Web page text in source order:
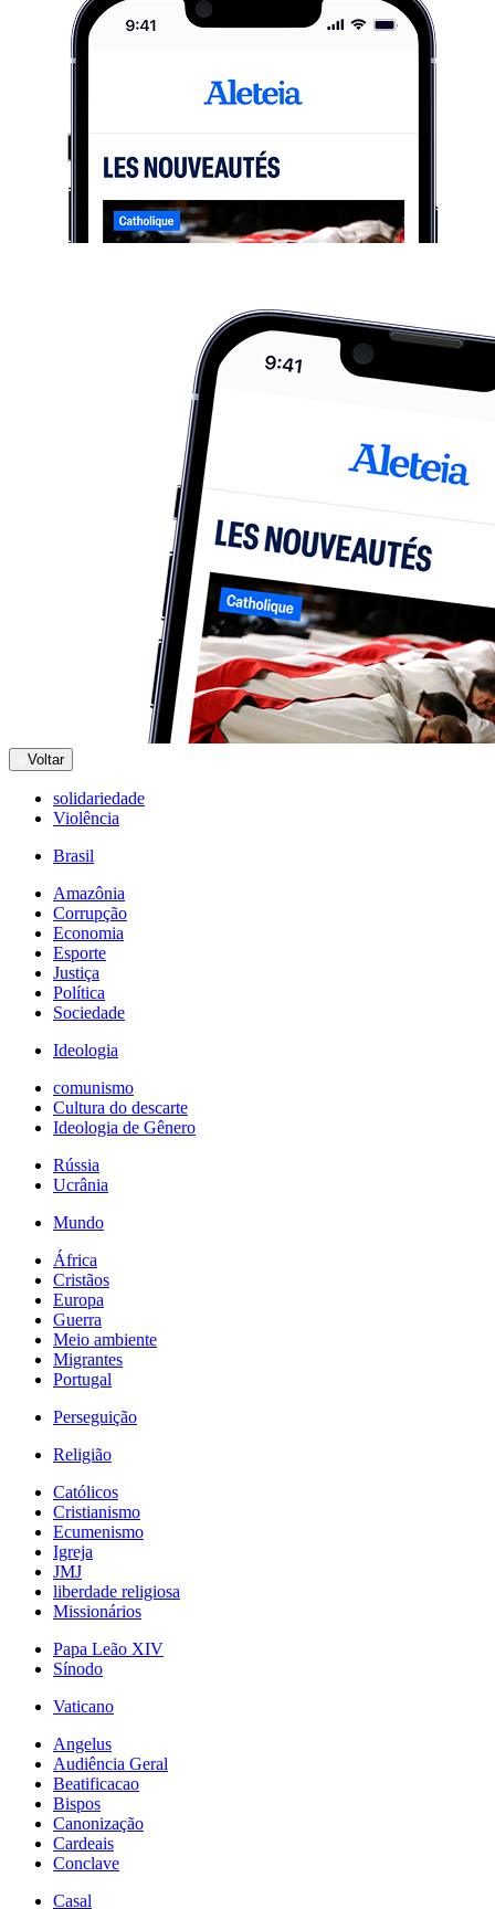
Voltar
solidariedade
Violência
Brasil
Amazônia
Corrupção
Economia
Esporte
Justiça
Política
Sociedade
Ideologia
comunismo
Cultura do descarte
Ideologia de Gênero
Rússia
Ucrânia
Mundo
África
Cristãos
Europa
Guerra
Meio ambiente
Migrantes
Portugal
Perseguição
Religião
Católicos
Cristianismo
Ecumenismo
Igreja
JMJ
liberdade religiosa
Missionários
Papa Leão XIV
Sínodo
Vaticano
Angelus
Audiência Geral
Beatificacao
Bispos
Canonização
Cardeais
Conclave
Casal